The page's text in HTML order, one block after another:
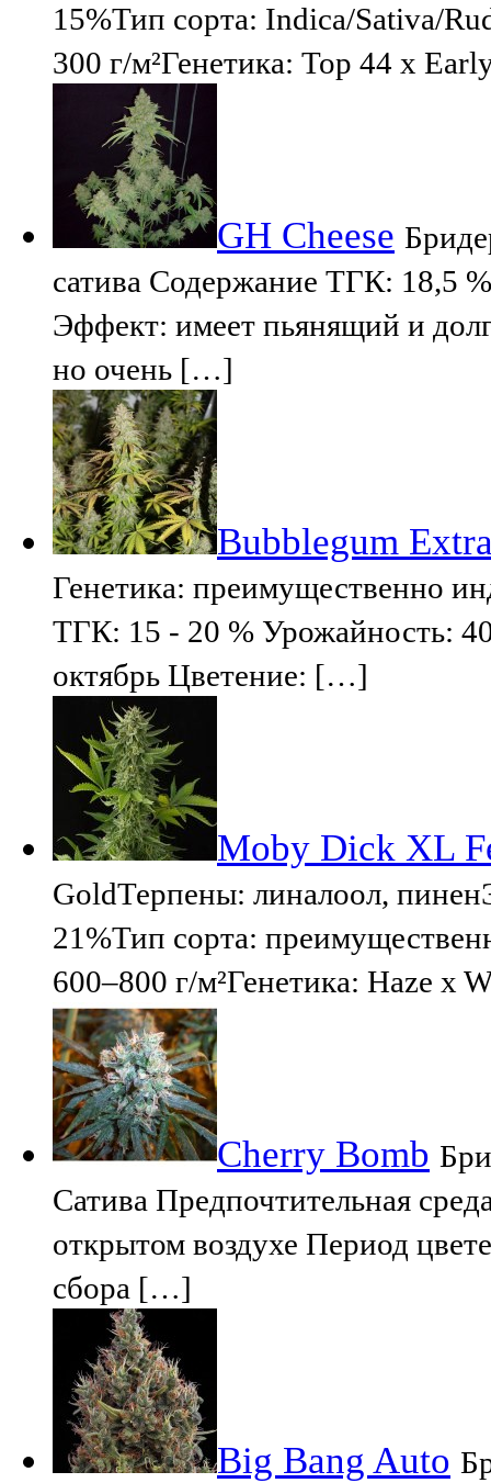
15%Тип сорта: Indica/Sativa/
300 г/м²Генетика: Top 44 x
GH Cheese
сатива Содержание ТГК: 18,5
Эффект: имеет пьянящий и
но очень […]
Bubblegum
Генетика: преимущественно
ТГК: 15 - 20 % Урожайность:
октябрь Цветение: […]
Moby Dick XL
GoldТерпены: линалоол,
21%Тип сорта:
600–800 г/м²Генетика: Haze x
Cherry Bomb
Сатива Предпочтительная
открытом воздухе Период
сбора […]
Big Bang Auto